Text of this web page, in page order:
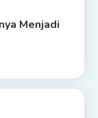
Menjadi